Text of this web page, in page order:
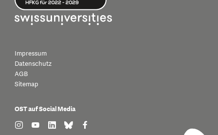
Impressum
Datenschutz
AGB
Sitemap
OST auf Social Media
find us on: instagram
find us on: youtube
find us on: linkedin
find us on: bluesky
find us on: facebook